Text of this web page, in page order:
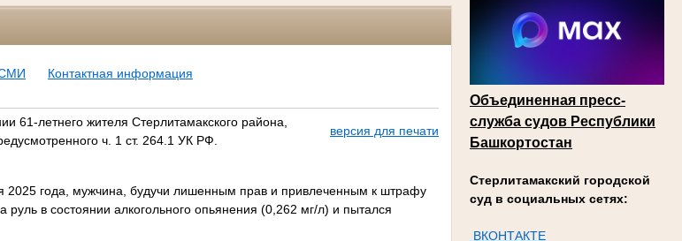
Объединенная пресс-
служба судов Республики
Башкортостан
Стерлитамакский городской
суд в социальных сетях:
ВКОНТАКТЕ
СМИ
Контактная информация
61-летнего жителя Стерлитамакского района,
ч. 1 ст. 264.1 УК РФ.
версия для печати
2025 года, мужчина, будучи лишенным прав и привлеченным к штрафу
руль в состоянии алкогольного опьянения (0,262 мг/л) и пытался